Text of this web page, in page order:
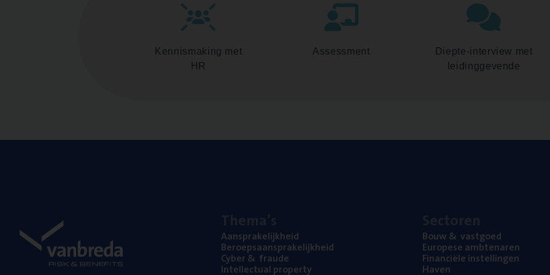
Kennismaking met
HR
Assessment
Diepte-interview met
leidinggevende
Aan­spra­ke­lijk­heid
Beroeps­aan­spra­ke­lijk­heid
Cyber& fraude
Intel­lec­tu­al property
Bouw& vastgoed
Euro­pe­se ambtenaren
Finan­ci­ë­le instellingen
Haven